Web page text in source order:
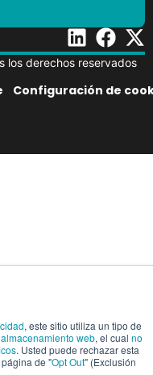
, este sitio utiliza un tipo de
web, el cual no
. Usted puede rechazar esta
de "Opt Out" (Exclusión
los derechos reservados
Configuración de